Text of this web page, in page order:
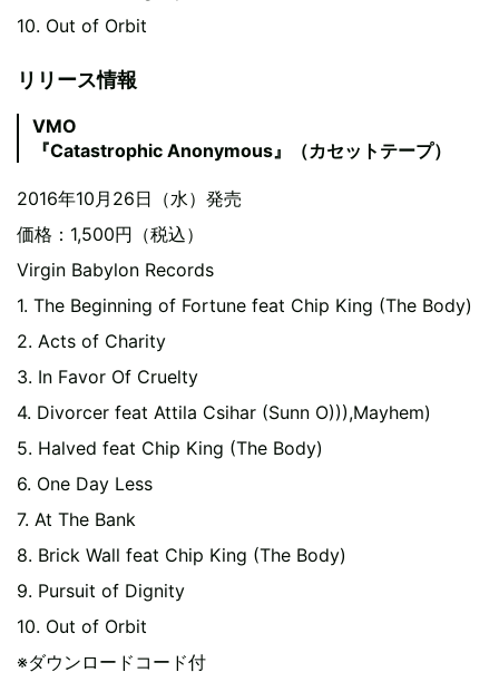
10. Out of Orbit
リリース情報
VMO
『Catastrophic Anonymous』（カセットテープ）
2016年10月26日（水）発売
価格：1,500円（税込）
Virgin Babylon Records
1. The Beginning of Fortune feat Chip King (The Body)
2. Acts of Charity
3. In Favor Of Cruelty
4. Divorcer feat Attila Csihar (Sunn O))),Mayhem)
5. Halved feat Chip King (The Body)
6. One Day Less
7. At The Bank
8. Brick Wall feat Chip King (The Body)
9. Pursuit of Dignity
10. Out of Orbit
※ダウンロードコード付